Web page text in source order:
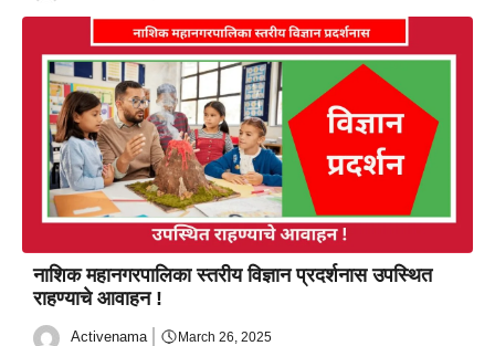
नाशिक महानगरपालिका स्तरीय विज्ञान प्रदर्शनास उपस्थित
राहण्याचे आवाहन !
Activenama March 26, 2025